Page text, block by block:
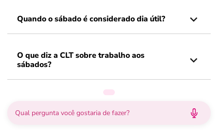
Quando o sábado é considerado dia útil?
O que diz a CLT sobre trabalho aos
sábados?